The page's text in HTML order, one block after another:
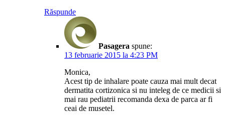
Răspunde
Pasagera spune:
13 februarie 2015 la 4:23 PM
Monica,
Acest tip de inhalare poate cauza mai mult decat
dermatita cortizonica si nu inteleg de ce medicii si
mai rau pediatrii recomanda dexa de parca ar fi
ceai de musetel.